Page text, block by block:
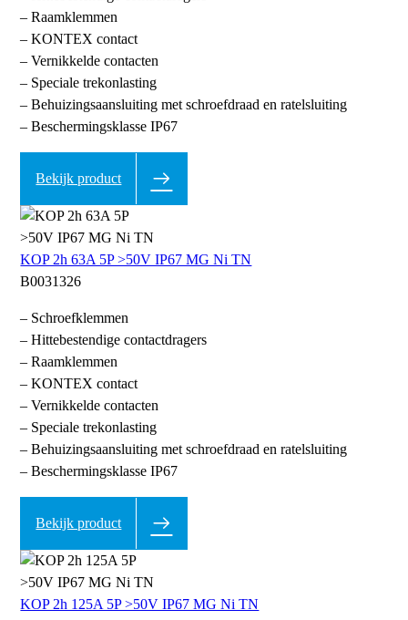
– Raamklemmen
– KONTEX contact
– Vernikkelde contacten
– Speciale trekonlasting
– Behuizingsaansluiting met schroefdraad en ratelsluiting
– Beschermingsklasse IP67
Bekijk product
KOP 2h 63A 5P >50V IP67 MG Ni TN
B0031326
– Schroefklemmen
– Hittebestendige contactdragers
– Raamklemmen
– KONTEX contact
– Vernikkelde contacten
– Speciale trekonlasting
– Behuizingsaansluiting met schroefdraad en ratelsluiting
– Beschermingsklasse IP67
Bekijk product
KOP 2h 125A 5P >50V IP67 MG Ni TN